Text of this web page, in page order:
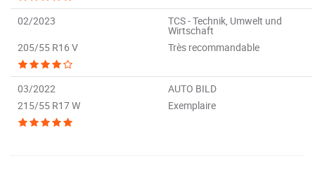
02/2023 TCS - Technik, Umwelt und
Wirtschaft
205/55 R16 V
Très recommandable
03/2022
AUTO BILD
215/55 R17 W
Exemplaire